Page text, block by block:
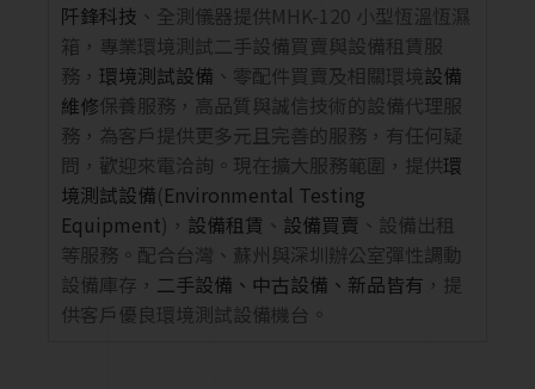
阡鋒科技 、全測儀器提供MHK-120 小型恆溫恆濕
箱，專業環境測試二手設備買賣與設備租賃服
務，環境測試設備 、零配件買賣及相關環境設備
維修保養服務，高品質與誠信技術的設備代理服
務，為客戶提供更多元且完善的服務，有任何疑
問，歡迎來電洽詢。現在擴大服務範圍，提供環
境測試設備(Environmental Testing
Equipment)， 設備租賃 、 設備買賣 、設備出租
等服務。配合台灣、蘇州與深圳辦公室彈性調動
設備庫存， 二手設備、中古設備、新品皆有 ，提
供客戶優良環境測試設備機台。